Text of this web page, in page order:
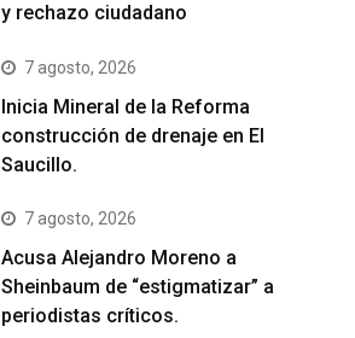
y rechazo ciudadano
7 agosto, 2026
Inicia Mineral de la Reforma
construcción de drenaje en El
Saucillo.
7 agosto, 2026
Acusa Alejandro Moreno a
Sheinbaum de “estigmatizar” a
periodistas críticos.